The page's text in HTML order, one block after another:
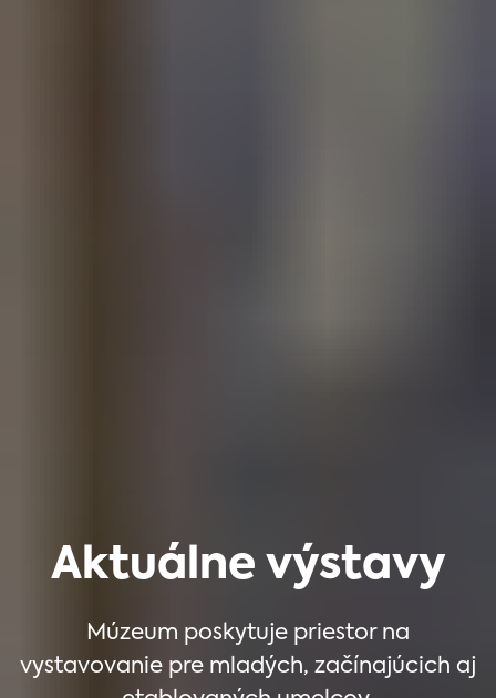
Aktuálne výstavy
Múzeum poskytuje priestor na
vystavovanie pre mladých, začínajúcich aj